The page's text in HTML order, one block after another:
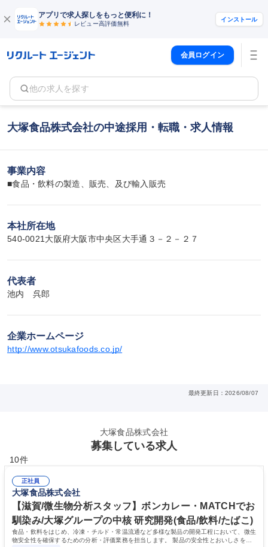
アプリで求人探しをもっと便利に！
レビュー高評価無料
インストール
会員ログイン
他の求人を探す
大塚食品株式会社の中途採用・転職・求人情報
事業内容
■食品・飲料の製造、販売、及び輸入販売
本社所在地
540-0021大阪府大阪市中央区大手通３－２－２７
代表者
池内　呉郎
企業ホームページ
http://www.otsukafoods.co.jp/
最終更新日：2026/08/07
大塚食品株式会社
募集している求人
10件
正社員
大塚食品株式会社
【滋賀/微生物分析スタッフ】ボンカレー・MATCHでお
馴染み/大塚グループの中核 研究開発(食品/飲料/たばこ)
食品・飲料をはじめ、冷凍・チルド・常温流通など多様な製品の開発工程において、微生
物安全性を確保するための分析・評価業務を担当します。 製品の安全性とおいしさを両